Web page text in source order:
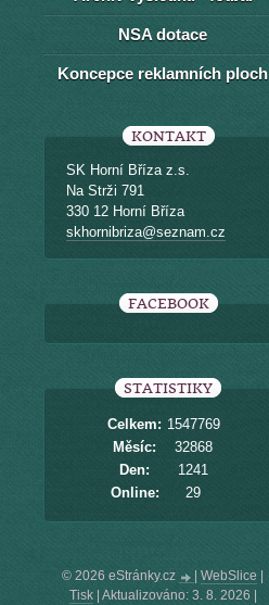
NSA dotace
Koncepce reklamních ploch
KONTAKT
SK Horní Bříza z.s.
Na Strži 791
330 12 Horní Bříza
skhornibriza@seznam.cz
FACEBOOK
STATISTIKY
Online: 29
Celkem: 1547769
Měsíc:
32868
Den:
1241
© 2026 eStránky.cz WebSlice
Tisk| Aktualizováno: 3. 8. 2026